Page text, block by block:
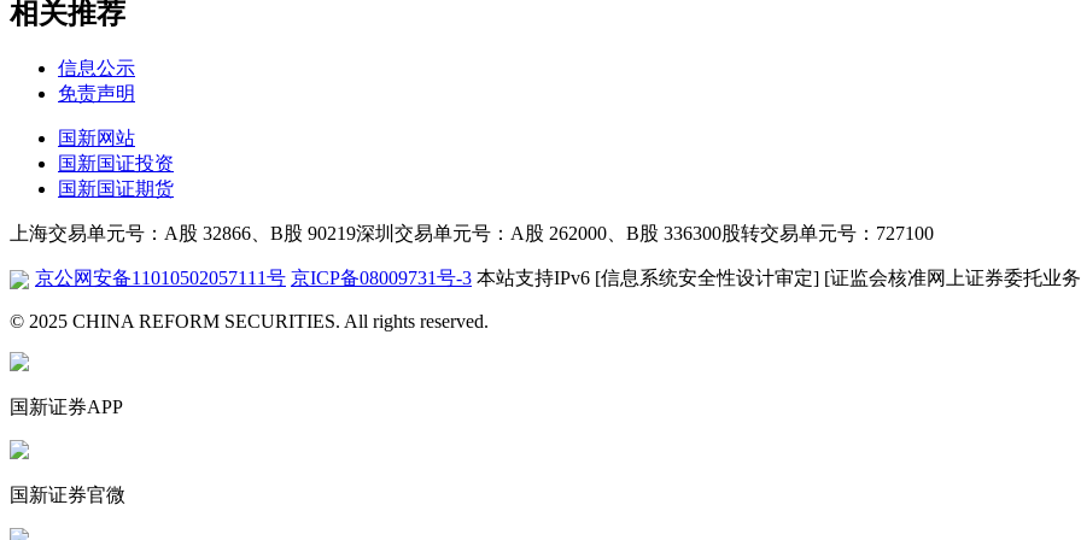
相关推荐
信息公示
免责声明
国新网站
国新国证投资
国新国证期货
上海交易单元号：A股 32866、B股 90219深圳交易单元号：A股 262000、B股 336300股转交易单元号：727100
京公网安备11010502057111号 京ICP备08009731号-3 本站支持IPv6 [信息系统安全性设计审定] [证监会核准网上证券委托业
© 2025 CHINA REFORM SECURITIES. All rights reserved.
国新证券APP
国新证券官微